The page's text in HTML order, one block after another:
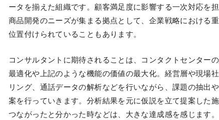
ータを揃えた組織です。顧客満足度に影響する一次対応を
商品開発のニーズが集まる拠点として、企業戦略における
位置付けられていることもあります。
コンサルタントに期待されることは、コンタクトセンター
最適化や上記のような機能の価値の最大化。経営層や現場
リング、通話データの解析などを行いながら、課題の抽出
案を行っていきます。分析結果を元に仮説を立て提案した
つながったと分かった時などは、大きな達成感を感じます。